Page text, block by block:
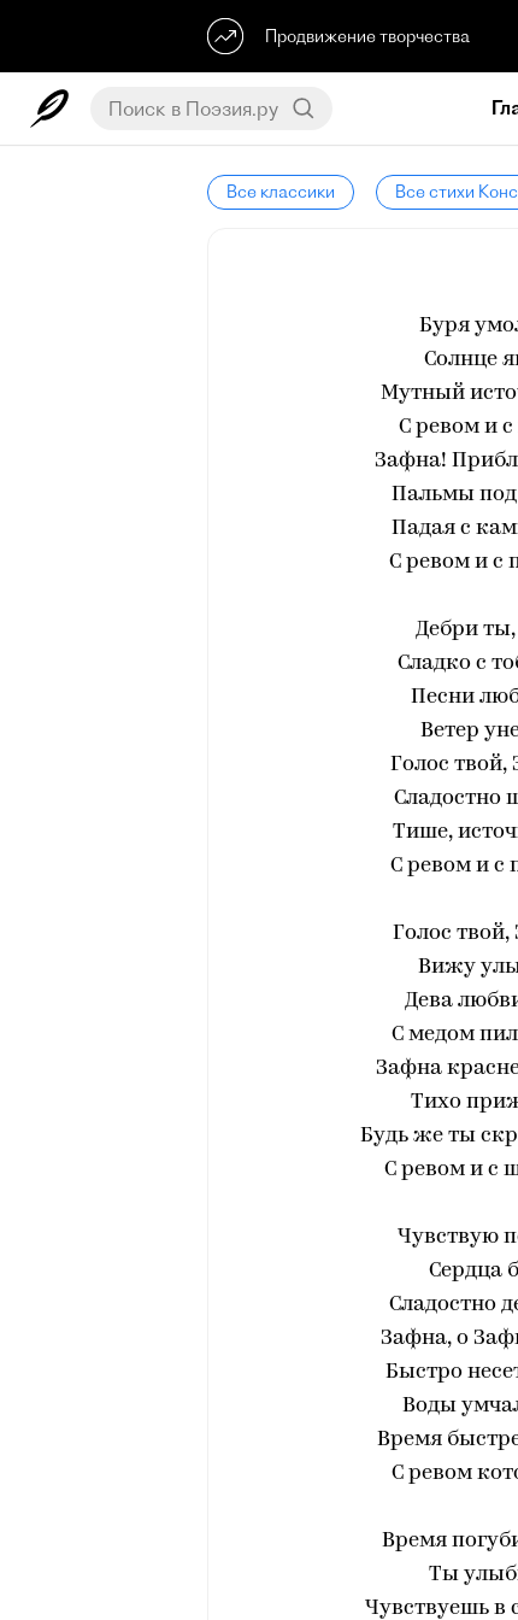
Продвижение творчества
Все классики Все стихи
Буря
Солнце
Мутный
С ревом и
Зафна!
Пальмы под
Падая с
С ревом и с
Дебри
Сладко с
Песни
Ветер
Голос твой,
Сладостно
Тише,
С ревом и с
Голос
Вижу
Дева
С медом
Зафна
Тихо
Будь же ты
С ревом и с
Чувствую
Сердца
Сладостно
Зафна, о
Быстро
Воды
Время
С ревом
Время
Ты
Чувствуешь в